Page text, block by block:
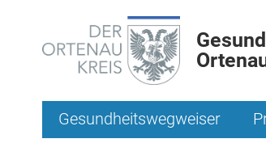
Gesundheitswegweiser